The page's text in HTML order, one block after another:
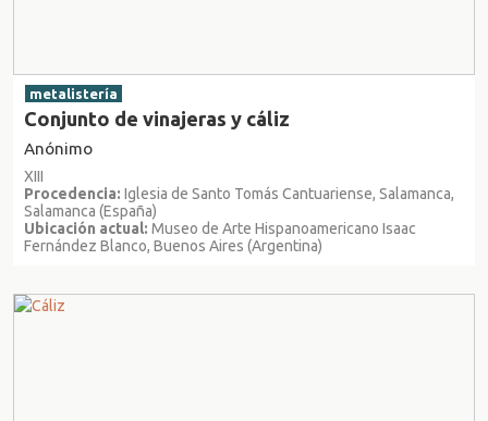
metalistería
Conjunto de vinajeras y cáliz
Anónimo
XIII
Procedencia: Iglesia de Santo Tomás Cantuariense, Salamanca,
Salamanca (España)
Ubicación actual: Museo de Arte Hispanoamericano Isaac
Fernández Blanco, Buenos Aires (Argentina)